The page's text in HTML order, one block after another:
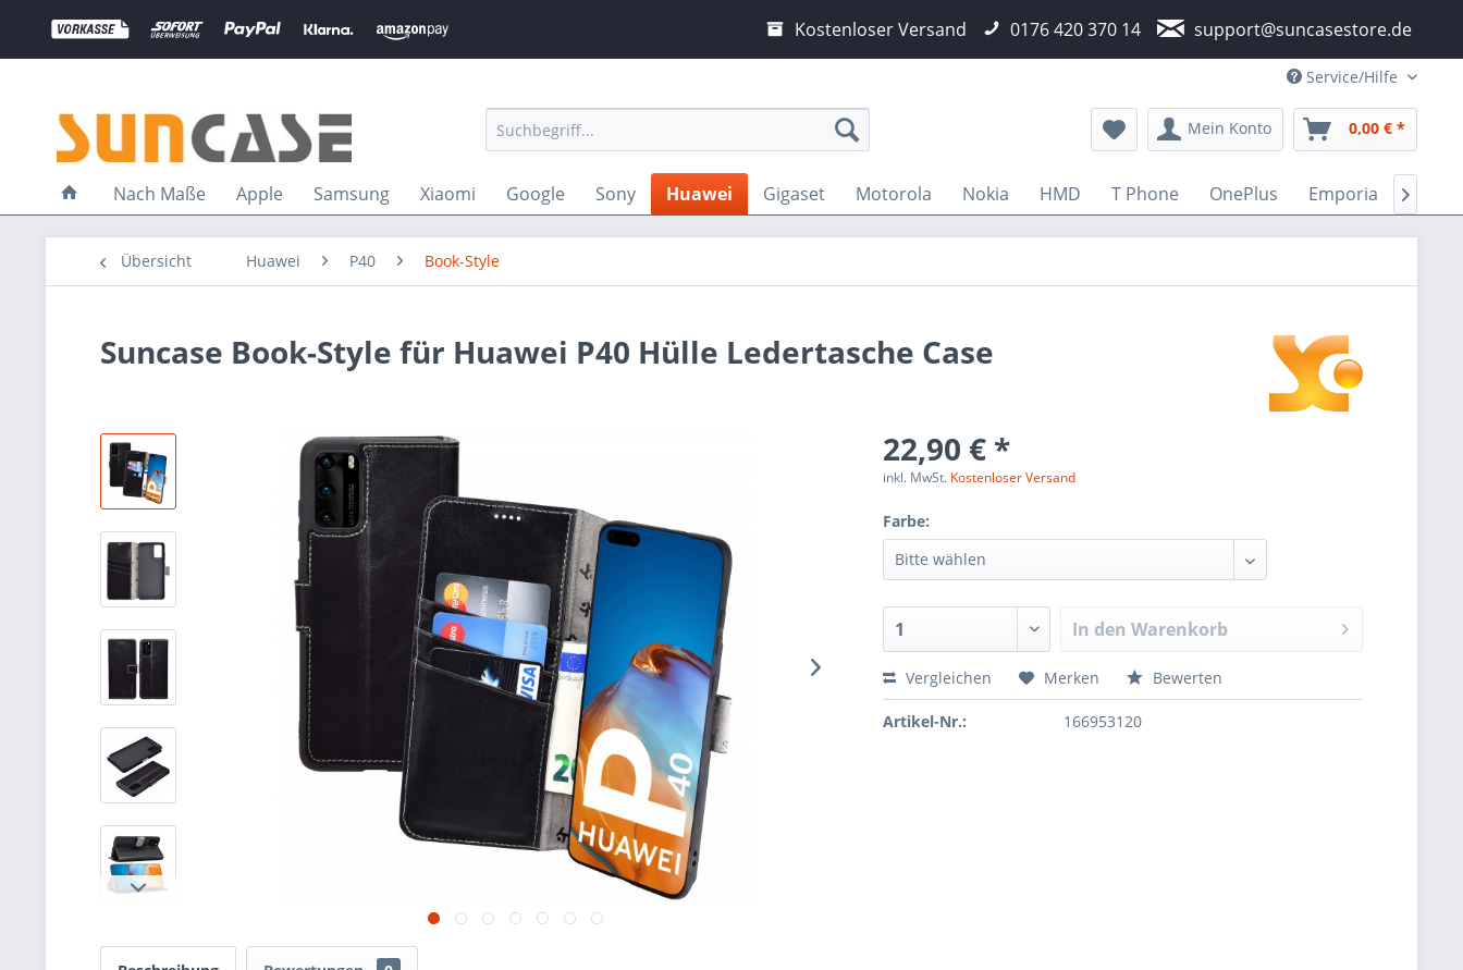
Kostenloser Versand 0176 420 370 14 support@suncasestore.de
Service/Hilfe
Mein Konto 0,00 € *
Nach Maße Apple Samsung Xiaomi Google Sony Huawei Gigaset Motorola Nokia HMD T Phone OnePlus Emporia 
Übersicht Huawei P40 Book-Style
Suncase Book-Style für Huawei P40 Hülle Ledertasche Case
22,90 € *
inkl. MwSt. Kostenloser Versand
Farbe:
In den Warenkorb
Vergleichen Merken Bewerten
Artikel-Nr.: 166953120